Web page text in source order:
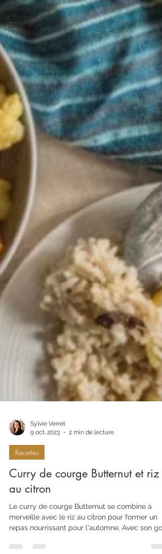
Dans les
coulisses du
Lotus d'Or
Sylvie Verret
9 oct. 2023
Recettes
Curry de courge Butternut et riz
au citron
Le curry de courge Butternut se combine à
repas nourrissant pour l'automne. Avec son